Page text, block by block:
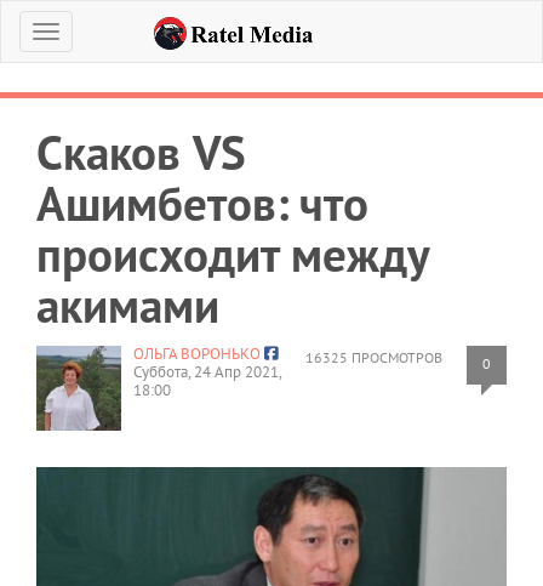
Меню
Скаков VS
Ашимбетов: что
происходит между
акимами
16325 ПРОСМОТРОВ 0
ОЛЬГА ВОРОНЬКО
Суббота, 24 Апр 2021,
18:00